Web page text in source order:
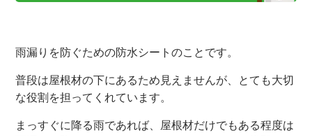
雨漏りを防ぐための防水シートのことです。
普段は屋根材の下にあるため見えませんが、とても大切
な役割を担ってくれています。
まっすぐに降る雨であれば、屋根材だけでもある程度は